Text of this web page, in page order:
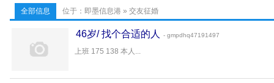
全部信息 位于： 即墨信息港 » 交友征婚
46岁/ 找个合适的人 - gmpdhq47191497
上班 175 138 本人...